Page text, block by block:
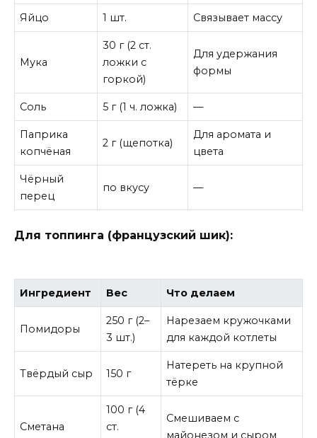
Яйцо 1 шт. Связывает массу
Мука
30 г (2 ст.
ложки с
горкой)
Для удержания
формы
Соль 5 г (1 ч. ложка) —
Паприка
копчёная
2 г (щепотка)
Для аромата и
цвета
Чёрный
перец
по вкусу —
Для топпинга (французский шик):
Ингредиент Вес Что делаем
Помидоры
250 г (2–
3 шт.)
Нарезаем кружочками
для каждой котлеты
Твёрдый сыр 150 г
Натереть на крупной
тёрке
Сметана
100 г (4
ст.
Смешиваем с
майонезом и сыром